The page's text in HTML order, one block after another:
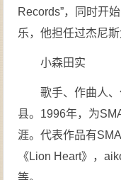
Records”，同时开
乐，他担任过杰尼
小森田实
歌手、作曲人
县。1996年，为
涯。代表作品有
《Lion Heart》，
等。